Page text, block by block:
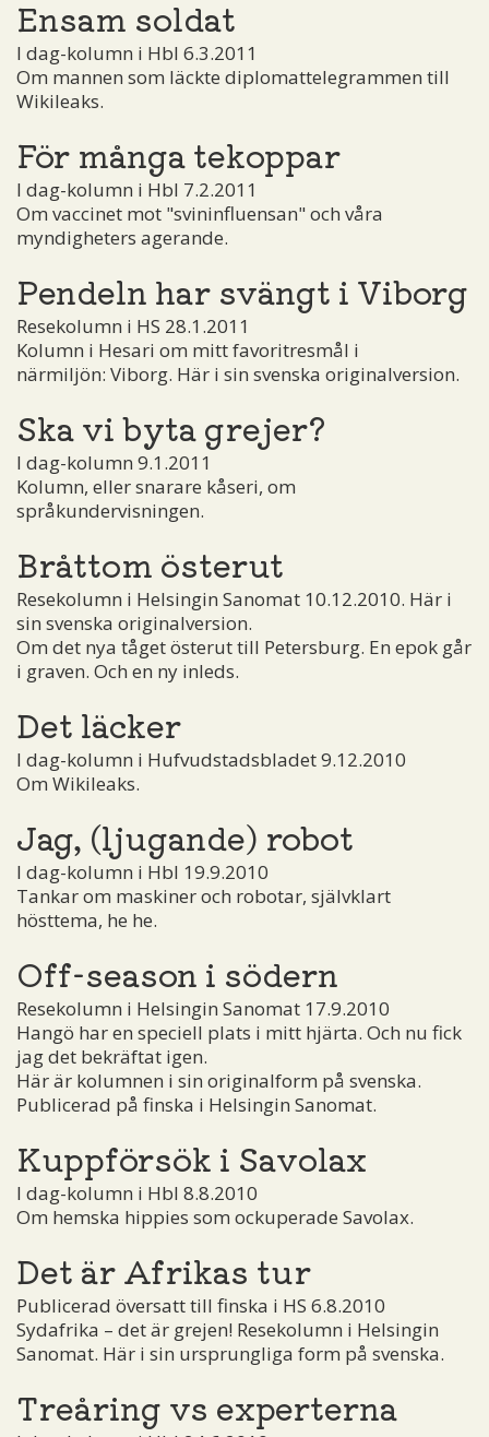
Ensam soldat
I dag-kolumn i Hbl 6.3.2011
Om mannen som läckte diplomattelegrammen till
Wikileaks.
För många tekoppar
I dag-kolumn i Hbl 7.2.2011
Om vaccinet mot "svininfluensan" och våra
myndigheters agerande.
Pendeln har svängt i Viborg
Resekolumn i HS 28.1.2011
Kolumn i Hesari om mitt favoritresmål i
närmiljön: Viborg. Här i sin svenska originalversion.
Ska vi byta grejer?
I dag-kolumn 9.1.2011
Kolumn, eller snarare kåseri, om
språkundervisningen.
Bråttom österut
Resekolumn i Helsingin Sanomat 10.12.2010. Här i
sin svenska originalversion.
Om det nya tåget österut till Petersburg. En epok går
i graven. Och en ny inleds.
Det läcker
I dag-kolumn i Hufvudstadsbladet 9.12.2010
Om Wikileaks.
Jag, (ljugande) robot
I dag-kolumn i Hbl 19.9.2010
Tankar om maskiner och robotar, självklart
hösttema, he he.
Off-season i södern
Resekolumn i Helsingin Sanomat 17.9.2010
Hangö har en speciell plats i mitt hjärta. Och nu fick
jag det bekräftat igen.
Här är kolumnen i sin originalform på svenska.
Publicerad på finska i Helsingin Sanomat.
Kuppförsök i Savolax
I dag-kolumn i Hbl 8.8.2010
Om hemska hippies som ockuperade Savolax.
Det är Afrikas tur
Publicerad översatt till finska i HS 6.8.2010
Sydafrika – det är grejen! Resekolumn i Helsingin
Sanomat. Här i sin ursprungliga form på svenska.
Treåring vs experterna